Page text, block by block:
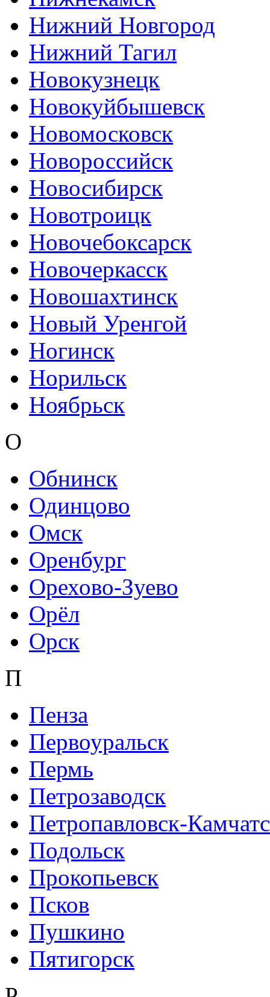
Нижний Новгород
Нижний Тагил
Новокузнецк
Новокуйбышевск
Новомосковск
Новороссийск
Новосибирск
Новотроицк
Новочебоксарск
Новочеркасск
Новошахтинск
Новый Уренгой
Ногинск
Норильск
Ноябрьск
О
Обнинск
Одинцово
Омск
Оренбург
Орехово-Зуево
Орёл
Орск
П
Пенза
Первоуральск
Пермь
Петрозаводск
Петропавловск-
Подольск
Прокопьевск
Псков
Пушкино
Пятигорск